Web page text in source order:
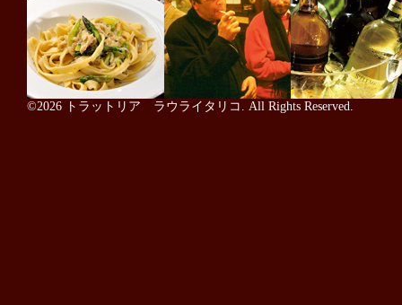
©2026 トラットリア ラウライタリコ . All Rights Reserved.